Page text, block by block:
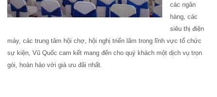
các ngân
hàng, các
siêu thị điện
máy, các trung tâm hội chợ, hội nghị triển lãm trong lĩnh vực tổ chức
sự kiện, Vũ Quốc cam kết mang đến cho quý khách một dịch vụ trọn
gói, hoàn hảo với giá ưu đãi nhất.